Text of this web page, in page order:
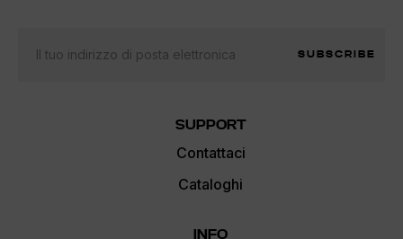
SUBSCRIBE
SUPPORT
Contattaci
Cataloghi
INFO